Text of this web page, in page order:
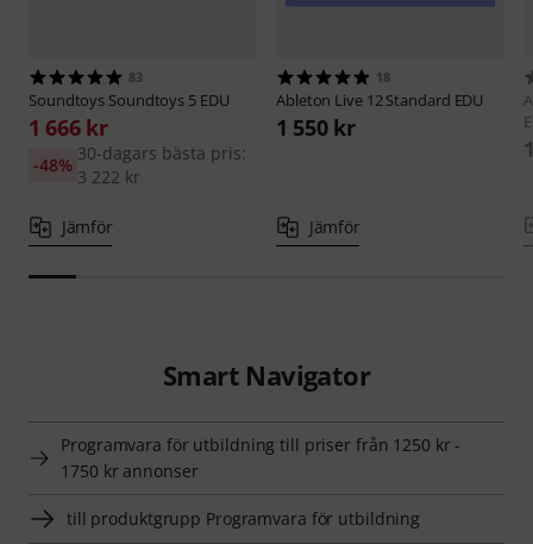
83
Soundtoys Soundtoys 5 EDU
1 666 kr
30-dagars bästa pris:
3 222 kr
-48%
Jämför
18
Ableton Live 12 Standard EDU
1 550 kr
Jämför
Smart Navigator
Programvara för utbildning till priser från 1250 kr -
1750 kr annonser
till produktgrupp Programvara för utbildning